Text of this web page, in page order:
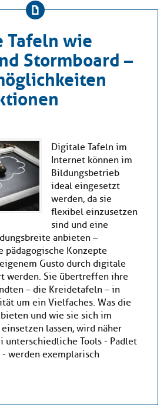
wie
Stormboard –
Digitale Tafeln im
Internet können im
Bildungsbetrieb
ideal eingesetzt
werden, da sie
flexibel einzusetzen
sind und eine
anbieten –
pädagogische Konzepte
Gusto durch digitale
werden. Sie übertreffen ihre
– die Kreidetafeln – in
um ein Vielfaches. Was die
und wie sie sich im
lassen, wird näher
unterschiedliche Tools - Padlet
werden exemplarisch